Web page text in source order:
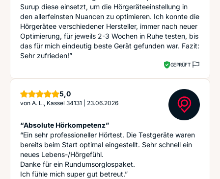
Surup diese einsetzt, um die Hörgeräteeinstellung in
den allerfeinsten Nuancen zu optimieren. Ich konnte die
Hörgerätee verschiedener Hersteller, immer nach neuer
Optimierung, für jeweils 2-3 Wochen in Ruhe testen, bis
das für mich eindeutig beste Gerät gefunden war. Fazit:
Sehr zufrieden!”
GEPRÜFT
5,0Sterne
von A. L., Kassel 34131 23.06.2026
“Absolute Hörkompetenz”
“Ein sehr professioneller Hörtest. Die Testgeräte waren
bereits beim Start optimal eingestellt. Sehr schnell ein
neues Lebens-/Hörgefühl.
Danke für ein Rundumsorglospaket.
Ich fühle mich super gut betreut.”